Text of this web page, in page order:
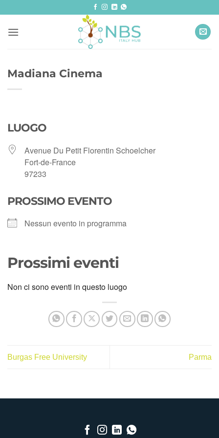
contenuti
Madiana Cinema
LUOGO
​Avenue Du Petit Florentin Schoelcher
Fort-de-France
97233
PROSSIMO EVENTO
Nessun evento in programma
Prossimi eventi
Non ci sono eventi in questo luogo
Burgas Free University Parma